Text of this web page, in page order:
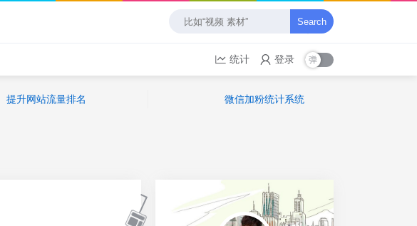
Search
统计 登录
提升网站流量排名 微信加粉统计系统